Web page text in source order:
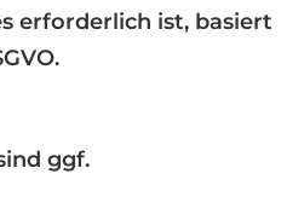
erforderlich ist, basiert
ggf.